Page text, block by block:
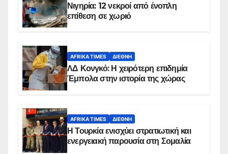
Νιγηρία: 12 νεκροί από ένοπλη
επίθεση σε χωριό
AFRIKA TIMES ΔΙΕΘΝΉ
ΛΔ Κονγκό: Η χειρότερη επιδημία
Έμπολα στην ιστορία της χώρας
AFRIKA TIMES ΔΙΕΘΝΉ
Η Τουρκία ενισχύει στρατιωτική και
ενεργειακή παρουσία στη Σομαλία